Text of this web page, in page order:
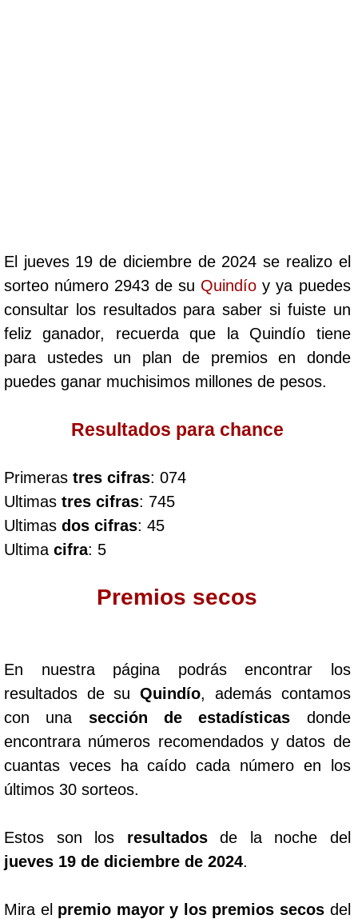
Cafeterito Noche
Caribeña Día
Caribeña Noche
Culona día
Culona noche
Dorado Mañana
Dorado Noche
Fantástica Día
Fantástica Noche
Motilon Tarde
El jueves 19 de diciembre de 2024 se realizo el
sorteo número 2943 de su Quindío y ya puedes
consultar los resultados para saber si fuiste un
feliz ganador, recuerda que la Quindío tiene
para ustedes un plan de premios en donde
puedes ganar muchisimos millones de pesos.
Resultados para chance
Primeras tres cifras: 074
Ultimas tres cifras: 745
Ultimas dos cifras: 45
Ultima cifra: 5
Premios secos
En nuestra página podrás encontrar los
resultados de suQuindío, además contamos
con una sección de estadísticas donde
encontrara números recomendados y datos de
cuantas veces ha caído cada número en los
últimos 30 sorteos.
Estos son los resultadosde la noche del
jueves 19 de diciembre de 2024.
Mira el premio mayor y los premios secosdel